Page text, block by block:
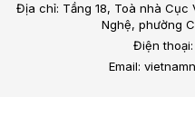
Địa chỉ: Tầng 18, Toà nhà Cục
Nghệ, phường
Điện thoại:
Email: